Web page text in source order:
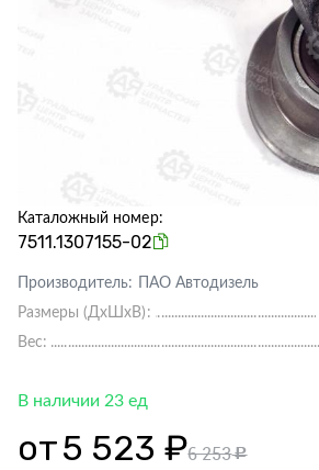
Каталожный номер:
7511.1307155-02
Производитель:
ПАО Автодизель
Размеры (ДхШхВ):
Вес:
В наличии 23 ед
от5 523 ₽6 253c